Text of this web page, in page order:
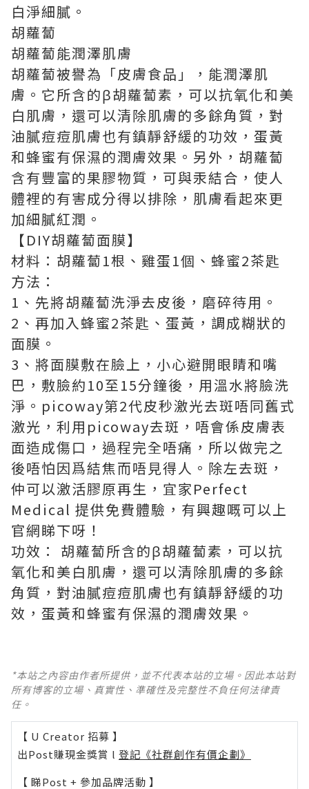
白淨細膩。
胡蘿蔔
胡蘿蔔能潤澤肌膚
胡蘿蔔被譽為「皮膚食品」，能潤澤肌
膚。它所含的β胡蘿蔔素，可以抗氧化和美
白肌膚，還可以清除肌膚的多餘角質，對
油膩痘痘肌膚也有鎮靜舒緩的功效，蛋黃
和蜂蜜有保濕的潤膚效果。另外，胡蘿蔔
含有豐富的果膠物質，可與汞結合，使人
體裡的有害成分得以排除，肌膚看起來更
加細膩紅潤。
【DIY胡蘿蔔面膜】
材料：胡蘿蔔1根、雞蛋1個、蜂蜜2茶匙
方法：
1、先將胡蘿蔔洗淨去皮後，磨碎待用。
2、再加入蜂蜜2茶匙、蛋黃，調成糊狀的
面膜。
3、將面膜敷在臉上，小心避開眼睛和嘴
巴，敷臉約10至15分鐘後，用溫水將臉洗
淨。picoway第2代皮秒激光去斑唔同舊式
激光，利用picoway去斑，唔會係皮膚表
面造成傷口，過程完全唔痛，所以做完之
後唔怕因爲結焦而唔見得人。除左去斑，
仲可以激活膠原再生，宜家Perfect
Medical 提供免費體驗，有興趣嘅可以上
官網睇下呀！
功效： 胡蘿蔔所含的β胡蘿蔔素，可以抗
氧化和美白肌膚，還可以清除肌膚的多餘
角質，對油膩痘痘肌膚也有鎮靜舒緩的功
效，蛋黃和蜂蜜有保濕的潤膚效果。
*本站之內容由作者所提供，並不代表本站的立場。因此本站對
所有博客的立場、真實性、準確性及完整性不負任何法律責
任。
【 U Creator 招募 】
出Post賺現金獎賞 l 登記《社群創作有價企劃》
【 睇Post + 參加品牌活動 】